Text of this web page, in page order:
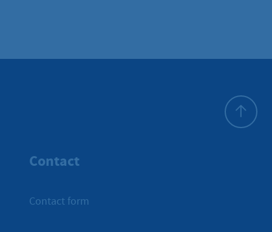
Contact
Contact form